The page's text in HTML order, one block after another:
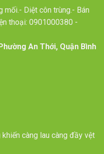
mối.- Diệt côn trùng.- Bán
thoại: 0901000380 -
An Thới, Quận Bình
càng lau càng đầy vệt